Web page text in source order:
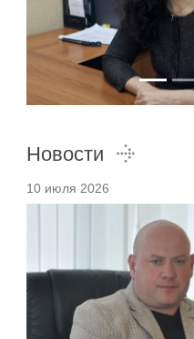
Новости
10 июля 2026